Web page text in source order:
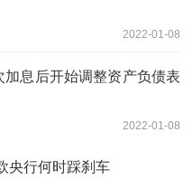
2022-01-08
息后开始调整资产负债表
2022-01-08
央行何时踩刹车